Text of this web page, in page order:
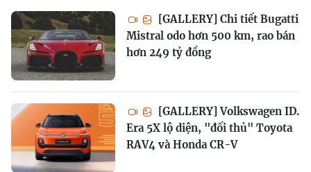
[GALLERY] Chi tiết Bugatti
Mistral odo hơn 500 km, rao bán
hơn 249 tỷ đồng
[GALLERY] Volkswagen ID.
Era 5X lộ diện, "đối thủ" Toyota
RAV4 và Honda CR-V